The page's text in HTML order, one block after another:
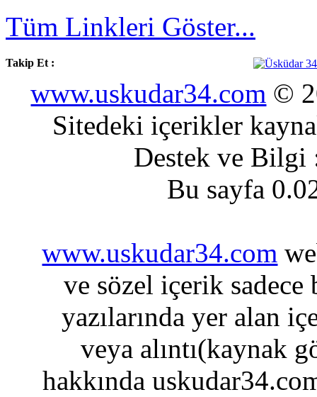
Tüm Linkleri Göster...
Takip Et :
www.uskudar34.com ©
Sitedeki içerikler
Destek ve
Bu sayfa
www.uskudar34.com
ve sözel içerik sadece
yazılarında yer alan
veya alıntı(kaynak
hakkında